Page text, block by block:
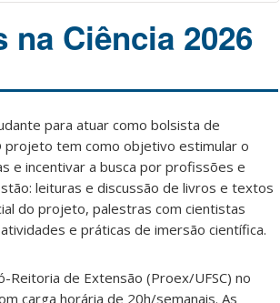
Ciência 2026
para atuar como bolsista de
projeto tem como objetivo estimular o
e incentivar a busca por profissões e
leituras e discussão de livros e textos
do projeto, palestras com cientistas
e práticas de imersão científica.
Reitoria de Extensão (Proex/UFSC) no
carga horária de 20h/semanais. As